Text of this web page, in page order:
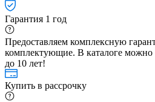
Гарантия 1 год
Предоставляем комплексную
комплектующие. В каталоге можно
до 10 лет!
Купить в рассрочку